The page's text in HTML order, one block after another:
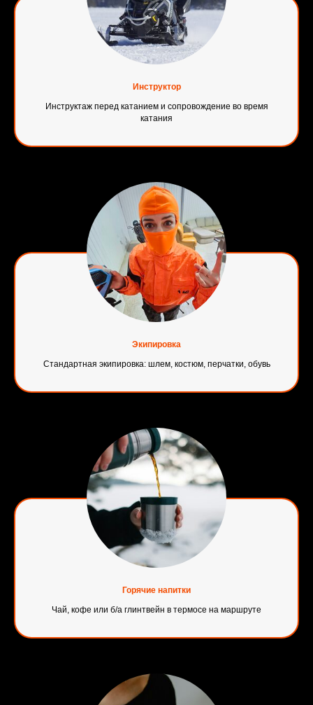
Инструктор
Инструктаж перед катанием и сопровождение во время
катания
Экипировка
Стандартная экипировка: шлем, костюм, перчатки, обувь
Горячие напитки
Чай, кофе или б/а глинтвейн в термосе на маршруте